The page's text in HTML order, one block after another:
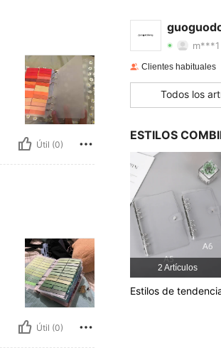
Útil (0)
Útil (0)
m***1
4.92
4.92
4.92
Clientes habituales
Todos los
ESTILOS
2 Artículos
Estilos de